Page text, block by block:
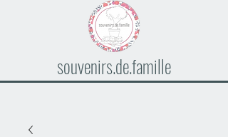
souvenirs.de.famille